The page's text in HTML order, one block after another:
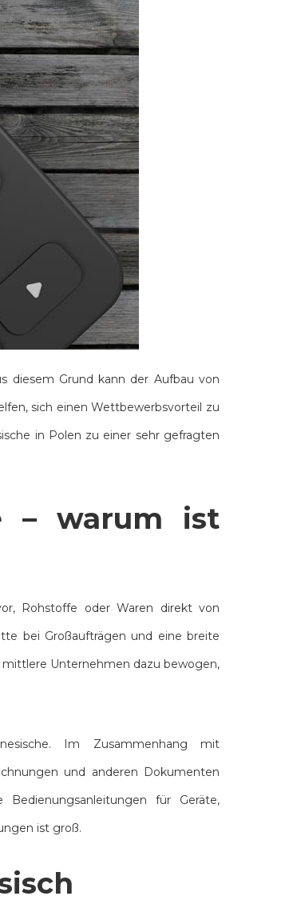
diesem Grund kann der Aufbau von
sich einen Wettbewerbsvorteil zu
in Polen zu einer sehr gefragten
– warum ist
Rohstoffe oder Waren direkt von
bei Großaufträgen und eine breite
Unternehmen dazu bewogen,
Im Zusammenhang mit
und anderen Dokumenten
für Geräte,
ist groß.